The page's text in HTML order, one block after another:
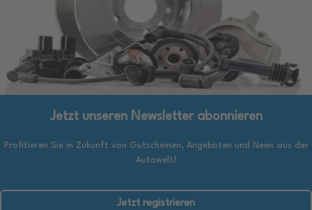
Jetzt unseren Newsletter abonnieren
Profitieren Sie in Zukunft von Gutscheinen, Angeboten und News aus der
Autowelt!
Jetzt registrieren